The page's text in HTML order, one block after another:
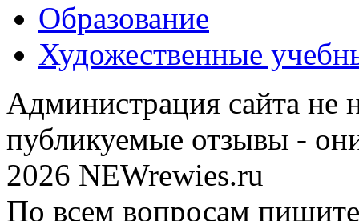
Образование
Художественные
Администрация сайта не
публикуемые отзывы -
2026 NEWrewies.ru
По всем вопросам